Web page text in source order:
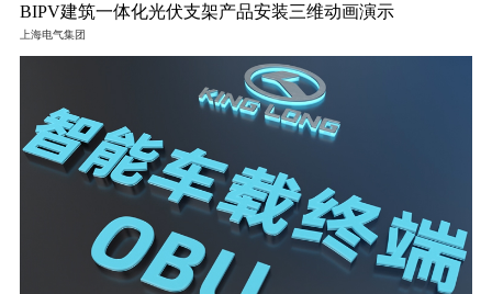
BIPV建筑一体化光伏支架产品安装三维动画演示
上海电气集团